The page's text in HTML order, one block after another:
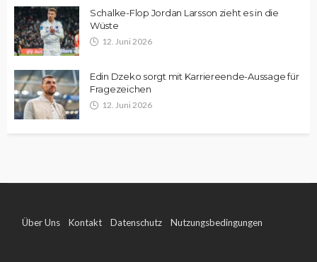
Schalke-Flop Jordan Larsson zieht es in die
Wüste
12. Juni 2026
Edin Dzeko sorgt mit Karriereende-Aussage für
Fragezeichen
12. Juni 2026
Über Uns Kontakt Datenschutz Nutzungsbedingungen